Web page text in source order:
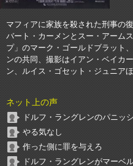
マフィアに家族を殺された刑事の
バート・カーメンとスー・アーム
プ」のマーク・ゴールドブラット
ンの共同、撮影はイアン・ベイカ
ン、ルイス・ゴセット・ジュニアほ
ネット上の声
ドルフ・ラングレンのパニッ
やる気なし
作った側に罪を与えろ
ドルフ・ラングレンがマーベ